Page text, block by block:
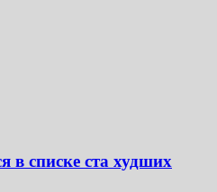
в списке ста худших